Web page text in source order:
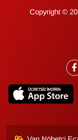
Copyright ©